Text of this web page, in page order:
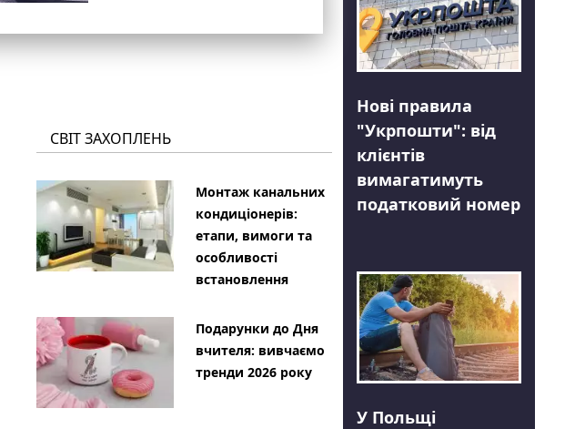
СВІТ ЗАХОПЛЕНЬ
Монтаж канальних
кондиціонерів:
етапи, вимоги та
особливості
встановлення
Подарунки до Дня
вчителя: вивчаємо
тренди 2026 року
Нові правила
"Укрпошти": від
клієнтів
вимагатимуть
податковий номер
У Польщі